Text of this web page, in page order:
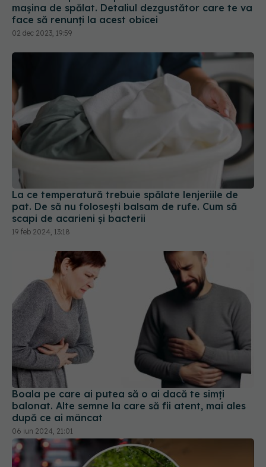
02 dec 2023, 19:59
La ce temperatură trebuie spălate lenjeriile de
pat. De să nu folosești balsam de rufe. Cum să
scapi de acarieni și bacterii
19 feb 2024, 13:18
Boala pe care ai putea să o ai dacă te simți
balonat. Alte semne la care să fii atent, mai ales
după ce ai mâncat
06 iun 2024, 21:01